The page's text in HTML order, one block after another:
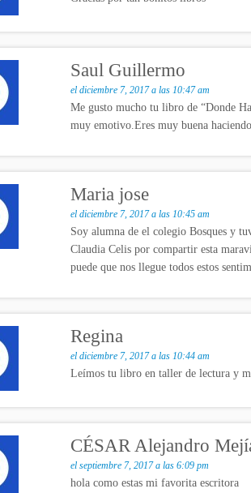
Saul Guillermo
el diciembre 7, 2017 a las 10:47 am
Me gusto mucho tu libro de “Donde
muy emotivo.Eres muy buena
Maria jose
el diciembre 7, 2017 a las 10:45 am
Soy alumna de el colegio Bosques y
Claudia Celis por compartir esta
puede que nos llegue todos estos
Regina
el diciembre 7, 2017 a las 10:44 am
Leímos tu libro en taller de lectura y
CÉSAR Alejandro
el septiembre 7, 2017 a las 6:09 pm
hola como estas mi favorita escritora